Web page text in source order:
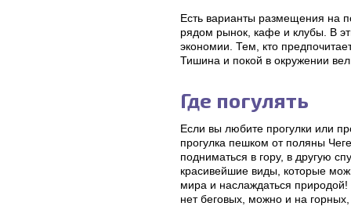
Есть варианты размещения на
рядом рынок, кафе и клубы. В
экономии. Тем, кто
Тишина и покой в окружении
Где погулять
Если вы любите прогулки или
прогулка пешком от поляны
подниматься в гору, в другую
красивейшие виды, которые
мира и наслаждаться
нет беговых, можно и на